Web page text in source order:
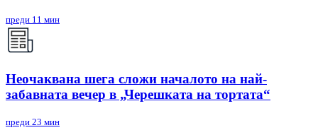
преди 11 мин
Неочаквана шега сложи началото на най-
забавната вечер в „Черешката на тортата“
преди 23 мин